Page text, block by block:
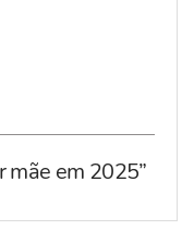
mãe em 2025”